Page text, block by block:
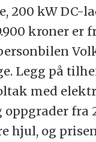
200 kW DC-
kroner er
Legg på
med
fra
hjul, og